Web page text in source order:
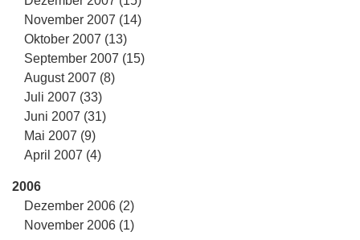
November 2007 (14)
Oktober 2007 (13)
September 2007 (15)
August 2007 (8)
Juli 2007 (33)
Juni 2007 (31)
Mai 2007 (9)
April 2007 (4)
2006
Dezember 2006 (2)
November 2006 (1)